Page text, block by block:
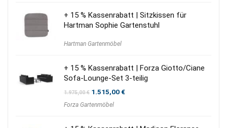
+ 15 % Kassenrabatt | Sitzkissen für
Hartman Sophie Gartenstuhl
Hartman Gartenmöbel
+ 15 % Kassenrabatt | Forza Giotto/Ciane
Sofa-Lounge-Set 3-teilig
1.975,00€ Ursprünglicher
war:
1.515,00€Aktueller
Forza Gartenmöbel